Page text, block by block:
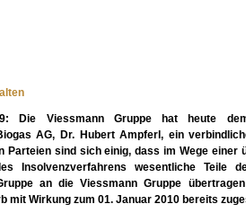
Die Viessmann Gruppe hat heute
AG, Dr. Hubert Ampferl, ein
Parteien sind sich einig, dass im Wege einer
Insolvenzverfahrens wesentliche Teile
an die Viessmann Gruppe
mit Wirkung zum 01. Januar 2010 bereits